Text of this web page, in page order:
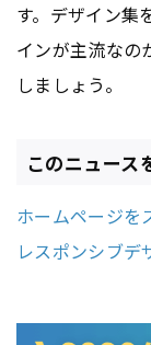
す。デザイン集
インが主流なの
しましょう。
このニュース
ホームページを
レスポンシブデ